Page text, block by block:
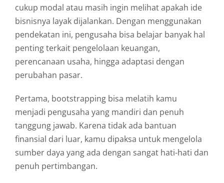
cukup modal atau masih ingin melihatapakah ide
bisnisnya layak dijalankan. Dengan menggunakan
pendekatan ini, pengusaha bisa belajar banyak hal
pentingterkait pengelolaan keuangan,
perencanaan usaha, hingga adaptasi dengan
perubahan pasar.
Pertama, bootstrapping bisa melatih kamu
menjadi pengusaha yang mandiri dan penuh
tanggung jawab. Karena tidakada bantuan
finansial dari luar, kamu dipaksa untuk mengelola
sumber daya yangada dengan sangat hati-hati dan
penuh pertimbangan.